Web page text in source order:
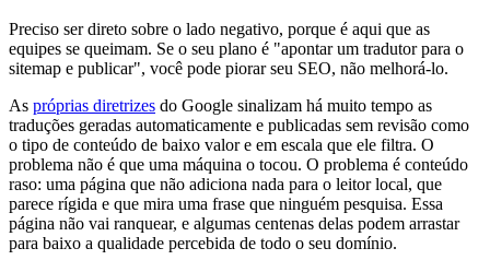
Preciso ser direto sobre o lado negativo, porque é aqui que as
equipes se queimam. Se o seu plano é "apontar um tradutor para o
sitemap e publicar", você pode piorar seu SEO, não melhorá-lo.
As próprias diretrizes do Google sinalizam há muito tempo as
traduções geradas automaticamente e publicadas sem revisão como
o tipo de conteúdo de baixo valor e em escala que ele filtra. O
problema não é que uma máquina o tocou. O problema é conteúdo
raso: uma página que não adiciona nada para o leitor local, que
parece rígida e que mira uma frase que ninguém pesquisa. Essa
página não vai ranquear, e algumas centenas delas podem arrastar
para baixo a qualidade percebida de todo o seu domínio.